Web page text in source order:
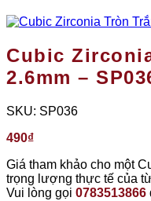
Cubic
2.6mm –
SKU: SP036
490₫
Giá tham khảo cho một
trọng lượng thực tế của
Vui lòng gọi 0783513866